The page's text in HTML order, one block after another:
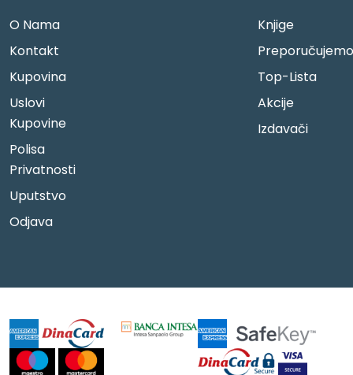
O Nama
Kontakt
Kupovina
Uslovi
Kupovine
Polisa
Privatnosti
Uputstvo
Odjava
Knjige
Preporučujemo
Top-Lista
Akcije
Izdavači